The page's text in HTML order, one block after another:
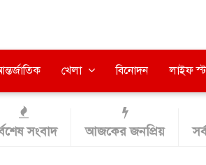
খেলা বিনোদন লাইফ
সংবাদ আজকের জনপ্রিয়